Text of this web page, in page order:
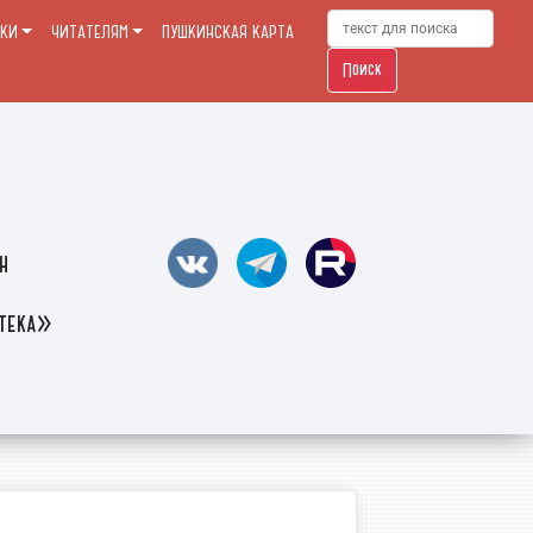
ЧИТАТЕЛЯМ
ПУШКИНСКАЯ КАРТА
Поиск